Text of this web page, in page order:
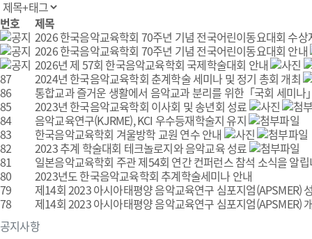
공지사항
번호
제목
2026 한국음악교육학회 70주년 기념 전국어린이동요대회 수상
2026 한국음악교육학회 70주년 기념 전국어린이동요대회 안내
2026년 제 57회 한국음악교육학회 국제학술대회 안내
87
2024년 한국음악교육학회 춘계학술 세미나 및 정기 총회 개최
86
통합교과 즐거운 생활에서 음악교과 분리를 위한「국회 세미나
85
2023년 한국음악교육학회 이사회 및 송년회 성료
84
음악교육연구(KJRME), KCI 우수등재학술지 유지
83
한국음악교육학회 겨울방학 교원 연수 안내
82
2023 추계 학술대회 테크놀로지와 음악교육 성료
81
일본음악교육학회 주관 제54회 연간 컨퍼런스 참석 소식을 알
80
2023년도 한국음악교육학회 추계학술세미나 안내
79
제14회 2023 아시아태평양 음악교육연구 심포지엄(APSMER)
78
제14회 2023 아시아태평양 음악교육연구 심포지엄(APSMER)